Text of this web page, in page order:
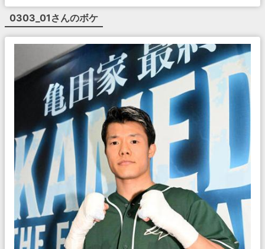
0303_01 さんのボケ